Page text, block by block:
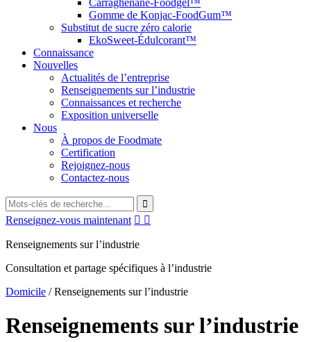
Carraghénane-Foodgel™
Gomme de Konjac-FoodGum™
Substitut de sucre zéro calorie
EkoSweet-Édulcorant™
Connaissance
Nouvelles
Actualités de l’entreprise
Renseignements sur l’industrie
Connaissances et recherche
Exposition universelle
Nous
À propos de Foodmate
Certification
Rejoignez-nous
Contactez-nous
Renseignez-vous maintenant  
Renseignements sur l’industrie
Consultation et partage spécifiques à l’industrie
Domicile /Renseignements sur l’industrie
Renseignements sur l’industrie